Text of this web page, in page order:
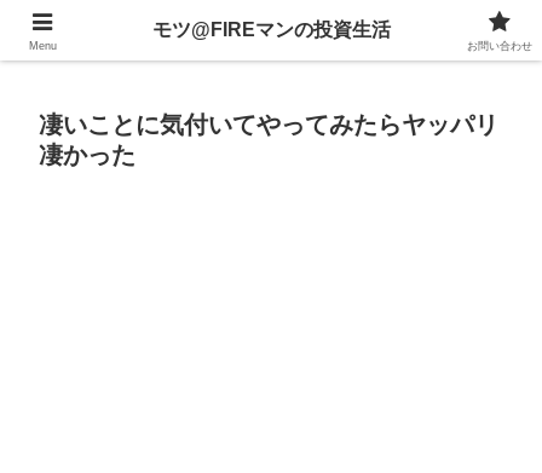
不動産、投資信託、暗号資産、株式、等々への投資について
凄いことに気付いてやってみたらヤッパリ
凄かった
Menu
モツ@FIREマンの投資生活
お問い合わせ